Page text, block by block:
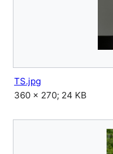
TS.jpg
360 × 270; 24 KB